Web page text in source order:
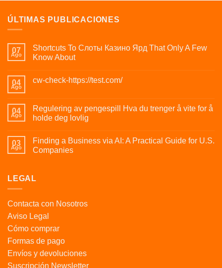
ÚLTIMAS PUBLICACIONES
07
Ago
Shortcuts To Слоты Казино Ярд That Only A Few
Know About
04
Ago
cw-check-https://test.com/
04
Ago
Regulering av pengespill Hva du trenger å vite for å
holde deg lovlig
03
Ago
Finding a Business via AI: A Practical Guide for U.S.
Companies
LEGAL
Contacta con Nosotros
Aviso Legal
Cómo comprar
Formas de pago
Envíos y devoluciones
Suscripción Newsletter